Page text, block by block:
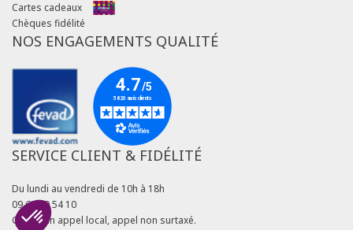
Cartes cadeaux
Chèques fidélité
NOS ENGAGEMENTS QUALITÉ
SERVICE CLIENT & FIDÉLITÉ
Du lundi au vendredi de 10h à 18h
09 69 39 54 10
Coût d'un appel local, appel non surtaxé.